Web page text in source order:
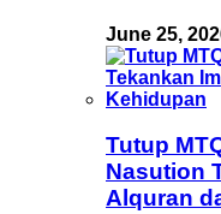
June 25,
Tutup
Nasution
Alquran